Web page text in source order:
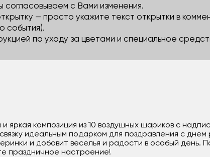
согласовываем с Вами изменения.
— просто укажите текст открытки в
события).
по уходу за цветами и специальное
композиция из 10 воздушных шариков с
идеальным подарком для поздравления с днем
и добавит веселья и радости в особый день.
праздничное настроение!